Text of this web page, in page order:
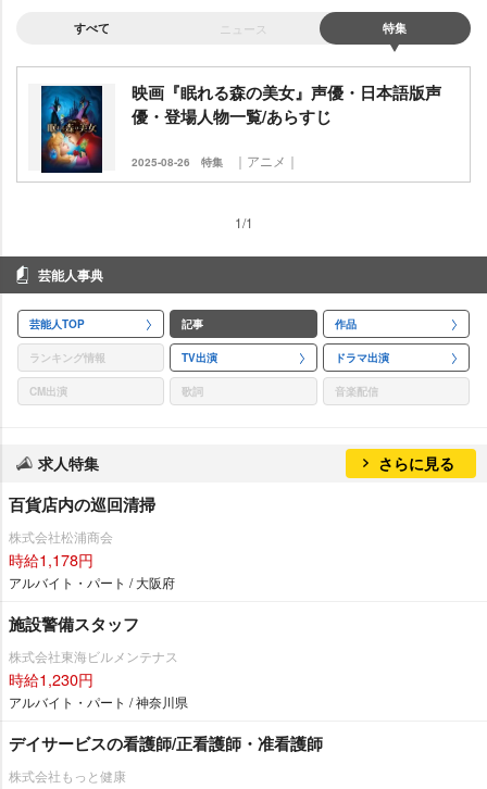
すべて ニュース 特集
映画『眠れる森の美女』声優・日本語版声
優・登場人物一覧/あらすじ
2025-08-26 特集 ｜アニメ｜
1/1
芸能人事典
芸能人TOP 記事 作品
ランキング情報 TV出演 ドラマ出演
CM出演 歌詞 音楽配信
求人特集 さらに見る
百貨店内の巡回清掃
株式会社松浦商会
時給1,178円
アルバイト・パート / 大阪府
施設警備スタッフ
株式会社東海ビルメンテナス
時給1,230円
アルバイト・パート / 神奈川県
デイサービスの看護師/正看護師・准看護師
株式会社もっと健康